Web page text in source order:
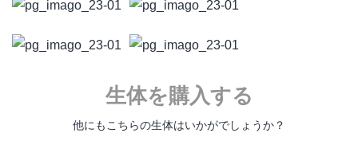
生体を購入する
他にもこちらの生体はいかがでしょうか？